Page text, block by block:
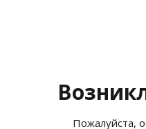
Пожалуйста,